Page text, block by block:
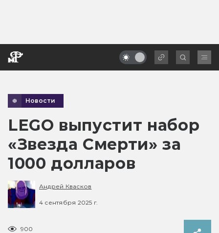
Новости
LEGO выпустит набор
«Звезда Смерти» за
1000 долларов
Андрей Квасков
4 сентября 2025 г.
900